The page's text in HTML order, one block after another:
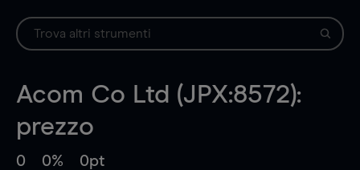
Acom Co Ltd (JPX:8572):
prezzo
0 0% 0pt